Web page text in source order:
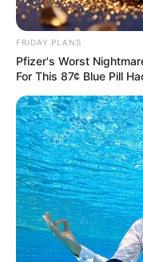
FRIDAY PLANS
Pfizer's Worst
For This 87¢ Blue Pill